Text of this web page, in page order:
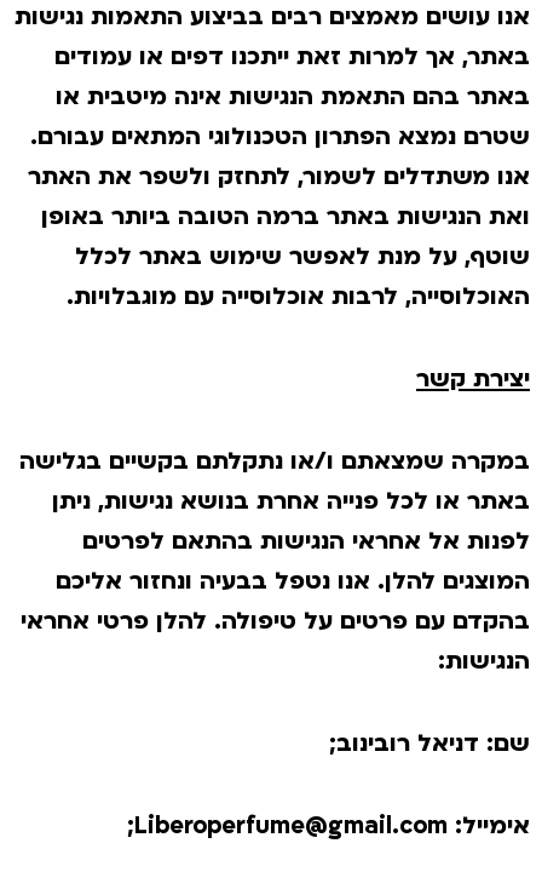
אנו עושים מאמצים רבים בביצוע התאמות נגישות
באתר, אך למרות זאת ייתכנו דפים או עמודים
באתר בהם התאמת הנגישות אינה מיטבית או
שטרם נמצא הפתרון הטכנולוגי המתאים עבורם.
אנו משתדלים לשמור, לתחזק ולשפר את האתר
ואת הנגישות באתר ברמה הטובה ביותר באופן
שוטף, על מנת לאפשר שימוש באתר לכלל
האוכלוסייה, לרבות אוכלוסייה עם מוגבלויות.
יצירת קשר
במקרה שמצאתם ו/או נתקלתם בקשיים בגלישה
באתר או לכל פנייה אחרת בנושא נגישות, ניתן
לפנות אל אחראי הנגישות בהתאם לפרטים
המוצגים להלן. אנו נטפל בבעיה ונחזור אליכם
בהקדם עם פרטים על טיפולה. להלן פרטי אחראי
הנגישות:
שם: דניאל רובינוב;
אימייל: Liberoperfume@gmail.com
;